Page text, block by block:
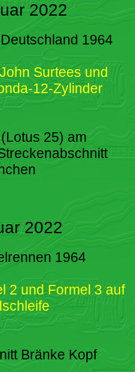
2022
1964
Surtees und
12-Zylinder
25) am
2022
1964
2 und Formel 3 auf
Bränke Kopf